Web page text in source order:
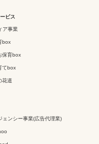
ビス
ア事業
box
保育box
てbox
花道
ェンシー事業(広告代理業)